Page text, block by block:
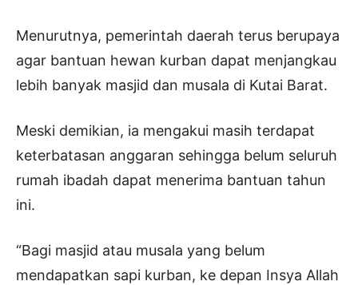
Menurutnya, pemerintah daerah terus berupaya
agar bantuan hewan kurban dapat menjangkau
lebih banyak masjid dan musala di Kutai Barat.
Meski demikian, ia mengakui masih terdapat
keterbatasan anggaran sehingga belum seluruh
rumah ibadah dapat menerima bantuan tahun
ini.
“Bagi masjid atau musala yang belum
mendapatkan sapi kurban, ke depan Insya Allah